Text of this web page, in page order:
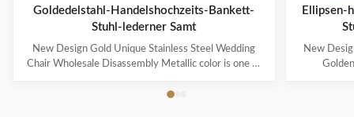
Goldedelstahl-Handelshochzeits-Bankett-
Stuhl-lederner Samt
New Design Gold Unique Stainless Steel Wedding
Chair Wholesale Disassembly Metallic color is one of
nowadays, also be the color that can improve
Ellipsen-
New